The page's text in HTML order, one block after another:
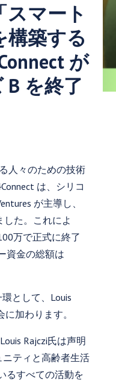
マート
構築する
が
B を終了
人々のための技術
は、シリコ
が主導し、
した。これによ
万で正式に終了
資金の総額は
として、Louis
に加わります。
Rajczi氏は声明
ニティと高齢者生活
るすべての活動を